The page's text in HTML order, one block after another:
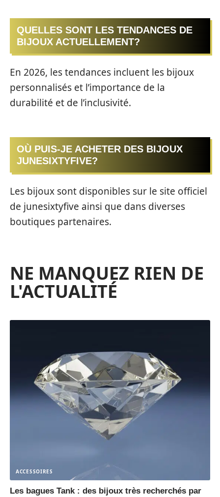
QUELLES SONT LES TENDANCES DE
BIJOUX ACTUELLEMENT?
En 2026, les tendances incluent les bijoux
personnalisés et l’importance de la
durabilité et de l’inclusivité.
OÙ PUIS-JE ACHETER DES BIJOUX
JUNESIXTYFIVE?
Les bijoux sont disponibles sur le site officiel
de junesixtyfive ainsi que dans diverses
boutiques partenaires.
NE MANQUEZ RIEN DE
L'ACTUALITÉ
ACCESSOIRES
Les bagues Tank : des bijoux très recherchés par